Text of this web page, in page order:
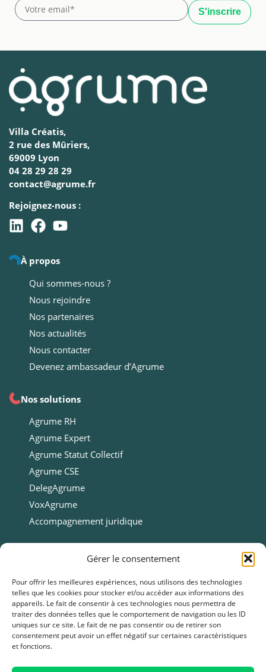
Gérer le consentement
Pour offrir les meilleures expériences, nous utilisons des technologies
telles que les cookies pour stocker et/ou accéder aux informations des
appareils. Le fait de consentir à ces technologies nous permettra de
traiter des données telles que le comportement de navigation ou les ID
uniques sur ce site. Le fait de ne pas consentir ou de retirer son
consentement peut avoir un effet négatif sur certaines caractéristiques
et fonctions.
Villa Créatis,
2 rue des Mûriers,
69009 Lyon
04 28 29 28 29
contact@agrume.fr
Rejoignez-nous :
À propos
Qui sommes-nous ?
Nous rejoindre
Nos partenaires
Nos actualités
Nous contacter
Devenez ambassadeur d’Agrume
Nos solutions
Agrume RH
Agrume Expert
Agrume Statut Collectif
Agrume CSE
DelegAgrume
VoxAgrume
Accompagnement juridique
Ressources
Webinars
Cas clients
Fiches pratiques
Livres blancs & Guides
Boîtes à outils